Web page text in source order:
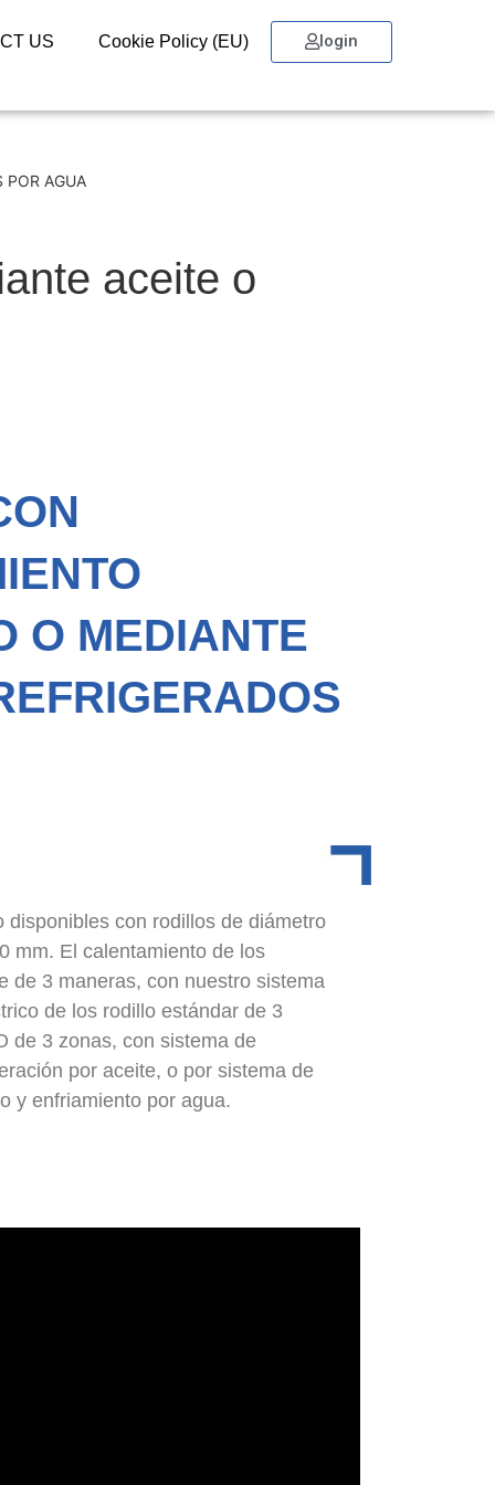
US Cookie Policy (EU) login
POR AGUA
aceite o
O MEDIANTE
disponibles con rodillos de diámetro
mm. El calentamiento de los
de 3 maneras, con nuestro sistema
de los rodillo estándar de 3
de 3 zonas, con sistema de
por aceite, o por sistema de
y enfriamiento por agua.